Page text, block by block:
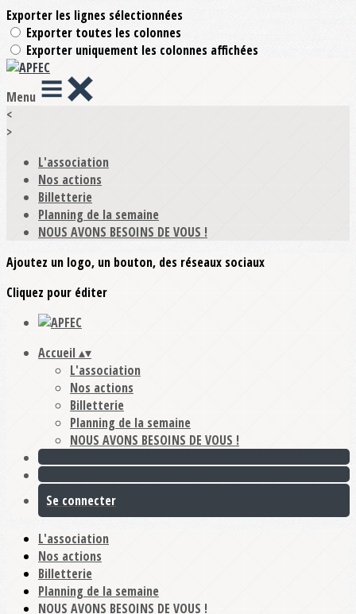
Exporter les lignes sélectionnées
Exporter toutes les colonnes
Exporter uniquement les colonnes affichées
Menu
<
>
L'association
Nos actions
Billetterie
Planning de la semaine
NOUS AVONS BESOINS DE VOUS !
Ajoutez un logo, un bouton, des réseaux sociaux
Cliquez pour éditer
Accueil ▴▾
L'association
Nos actions
Billetterie
Planning de la semaine
NOUS AVONS BESOINS DE VOUS !
Se connecter
L'association
Nos actions
Billetterie
Planning de la semaine
NOUS AVONS BESOINS DE VOUS !